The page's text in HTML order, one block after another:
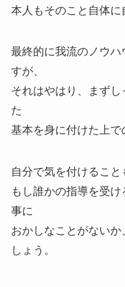
本人もそのこと自体に
最終的に我流のノウハ
すが、
それはやはり、まず
た
基本を身に付けた上で
自分で気を付けること
もし誰かの指導を受
事に
おかしなことがない
しょう。